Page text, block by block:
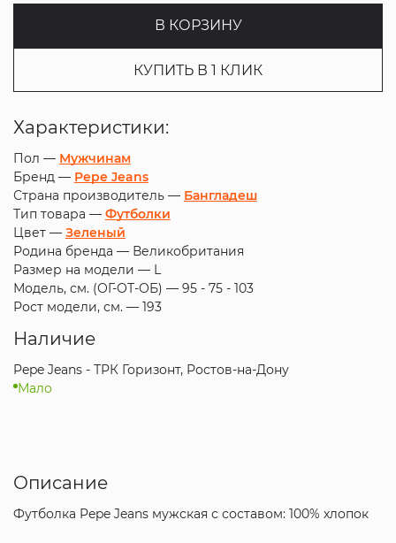
В КОРЗИНУ
КУПИТЬ В 1 КЛИК
Характеристики:
Пол — Мужчинам
Бренд — Pepe Jeans
Страна производитель — Бангладеш
Тип товара — Футболки
Цвет — Зеленый
Родина бренда — Великобритания
Размер на модели — L
Модель, см. (ОГ-ОТ-ОБ) — 95 - 75 - 103
Рост модели, см. — 193
Наличие
Pepe Jeans - ТРК Горизонт, Ростов-на-Дону
Мало
Описание
Футболка Pepe Jeans мужская с составом: 100% хлопок